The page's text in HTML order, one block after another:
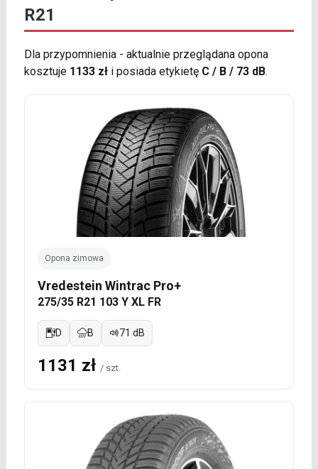
R21
Dla przypomnienia - aktualnie przeglądana opona
kosztuje 1133 złi posiada etykietę C / B / 73 dB.
Opona zimowa
Vredestein Wintrac Pro+
275/35 R21 103 Y XL FR
D B 71 dB
1131 zł / szt.